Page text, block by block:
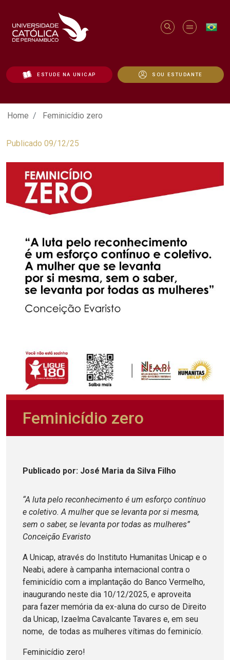
ESTUDE NA UNICAP SOU ESTUDANTE
Feminicídio zero - Unicap
Home Feminicídio zero
Publicado 09/12/25
Feminicídio zero
Publicado por: José Maria da Silva Filho
“A luta pelo reconhecimento é um esforço contínuo
e coletivo. A mulher que se levanta por si mesma,
sem o saber, se levanta por todas as mulheres”
Conceição Evaristo
A Unicap, através do Instituto Humanitas Unicap e o
Neabi, adere à campanha internacional contra o
feminicídio com a implantação do Banco Vermelho,
inaugurando neste dia 10/12/2025, e aproveita
para fazer memória da ex-aluna do curso de Direito
da Unicap, Izaelma Cavalcante Tavares e, em seu
nome, de todas as mulheres vítimas do feminicío.
Feminicídio zero!